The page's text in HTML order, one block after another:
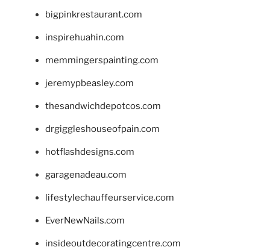
bigpinkrestaurant.com
inspirehuahin.com
memmingerspainting.com
jeremypbeasley.com
thesandwichdepotcos.com
drgiggleshouseofpain.com
hotflashdesigns.com
garagenadeau.com
lifestylechauffeurservice.com
EverNewNails.com
insideoutdecoratingcentre.com